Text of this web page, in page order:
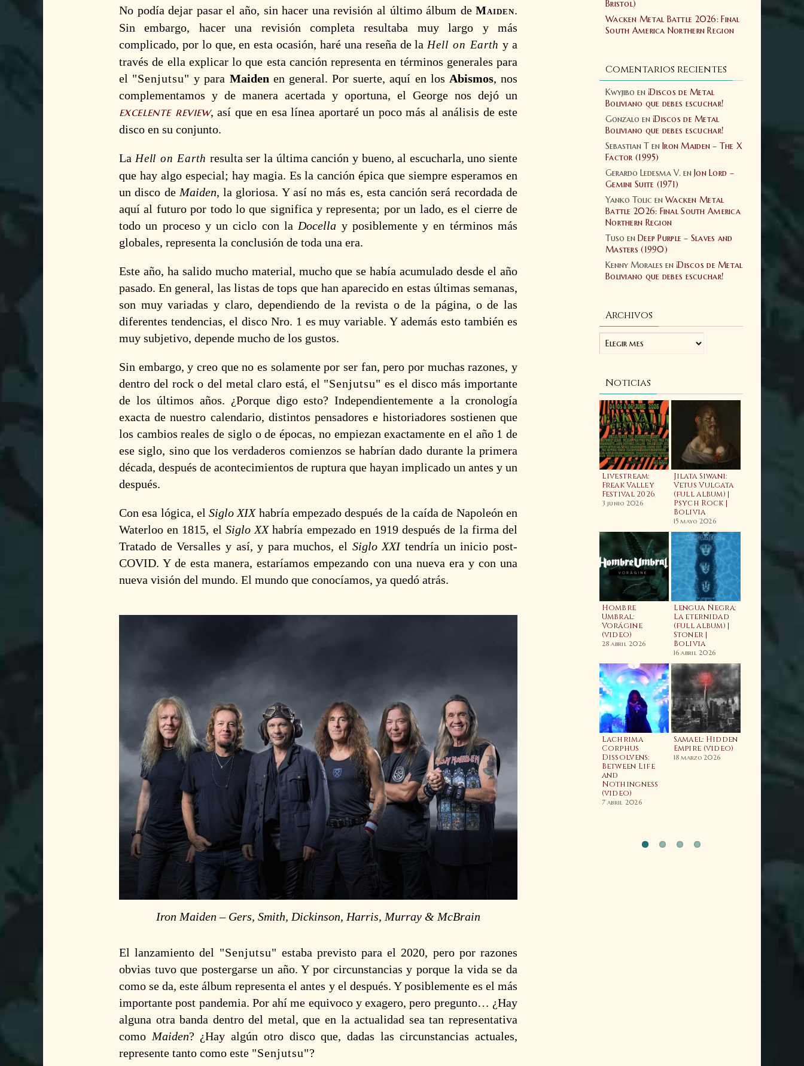
No podía dejar pasar el año, sin hacer una revisión al último álbum deMaiden.
Sin embargo, hacer una revisión completa resultaba muy largo y más
complicado, por lo que, en esta ocasión, haré una reseña de la Hell on Earth y a
través de ella explicar lo que esta canción representa en términos generales para
el
Senjutsu y para Maiden en general. Por suerte, aquí en los Abismos, nos
complementamos y de manera acertada y oportuna, el George nos dejó un
excelente review, así que en esa línea aportaré un poco más al análisis de este
disco en su conjunto.
La Hell on Earth resulta ser la última canción y bueno, al escucharla, uno siente
que hay algo especial; hay magia. Es la canción épica que siempre esperamos en
un disco de Maiden, la gloriosa. Y así no más es, esta canción será recordada de
aquí al futuro por todo lo que significa y representa; por un lado, es el cierre de
todo un proceso y un ciclo con la Docella y posiblemente y en términos más
globales, representa la conclusión de toda una era.
Este año, ha salido mucho material, mucho que se había acumulado desde el año
pasado. En general, las listas de tops que han aparecido en estas últimas semanas,
son muy variadas y claro, dependiendo de la revista o de la página, o de las
diferentes tendencias, el disco Nro. 1 es muy variable. Y además esto también es
muy subjetivo, depende mucho de los gustos.
Sin embargo, y creo que no es solamente por ser fan, pero por muchas razones, y
dentro del rock o del metal claro está, el
Senjutsu
es el disco más importante
de los últimos años. ¿Porque digo esto? Independientemente a la cronología
exacta de nuestro calendario, distintos pensadores e historiadores sostienen que
los cambios reales de siglo o de épocas, no empiezan exactamente en el año 1 de
ese siglo, sino que los verdaderos comienzos se habrían dado durante la primera
década, después de acontecimientos de ruptura que hayan implicado un antes y un
después.
Con esa lógica, elSiglo XIXhabría empezado después de la caída de Napoleón en
Waterloo en 1815, el Siglo XXhabría empezado en 1919 después de la firma del
Tratado de Versalles y así, y para muchos, el Siglo XXItendría un inicio post-
COVID. Y de esta manera, estaríamos empezando con una nueva era y con una
nueva visión del mundo. El mundo que conocíamos, ya quedó atrás.
Iron Maiden – Gers, Smith, Dickinson, Harris, Murray & McBrain
El lanzamiento del Senjutsu
estaba previsto para el 2020, pero por razones
obvias tuvo que postergarse un año. Y por circunstancias y porque la vida se da
como se da, este álbum representa el antes y el después. Y posiblemente es el más
importante post pandemia. Por ahí me equivoco y exagero, pero pregunto… ¿Hay
alguna otra banda dentro del metal, que en la actualidad sea tan representativa
como Maiden? ¿Hay algún otro disco que, dadas las circunstancias actuales,
represente tanto como este
Senjutsu ?
Bristol)
Wacken Metal Battle 2026: Final
South America Northern Region
Comentarios recientes
Kwyjibo en ¡Discos de Metal
Boliviano que debes escuchar!
Gonzalo en ¡Discos de Metal
Boliviano que debes escuchar!
Sebastian T en Iron Maiden – The X
Factor (1995)
Gerardo Ledesma V. en Jon Lord –
Gemini Suite (1971)
Yanko Tolic en Wacken Metal
Battle 2026: Final South America
Northern Region
Tuso en Deep Purple – Slaves and
Masters (1990)
Kenny Morales en ¡Discos de Metal
Boliviano que debes escuchar!
Archivos
Noticias
15 agosto 2025
el cartel -y la
Cognizant:
Inexorable
Nature of
Adversity |
Full Album
(2023)
2 abril 2025
Livestream:
Freak Valley
Festival 2026
3 junio 2026
Jilata Siwani:
Vetus Vulgata
(full album) |
Psych Rock |
Bolivia
15 mayo 2026
Hombre
Umbral:
Vorágine
(video)
28 abril 2026
Lengua Negra:
La eternidad
(full album) |
Stoner |
Bolivia
16 abril 2026
Lachrima
Corphus
Dissolvens:
Between Life
and
Nothingness
(video)
7 abril 2026
Samael: Hidden
Empire (video)
18 marzo 2026